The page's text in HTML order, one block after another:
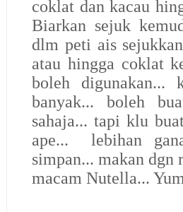
coklat dan kacau
Biarkan sejuk
dlm peti ais
atau hingga coklat
boleh digunakan...
banyak... boleh
sahaja... tapi klu
ape... lebihan
simpan... makan dgn
macam Nutella...